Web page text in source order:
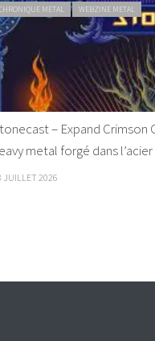
METAL WEBZINE METAL
– Expand Crimson
metal forgé dans l’acier
JUILLET 2026